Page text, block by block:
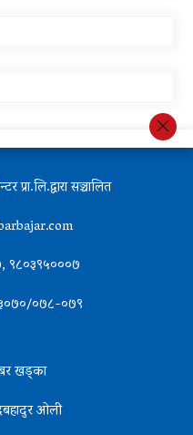
प्रा.लि.द्वारा सञ्चालित
०७८-०७९
खड्का
ओली